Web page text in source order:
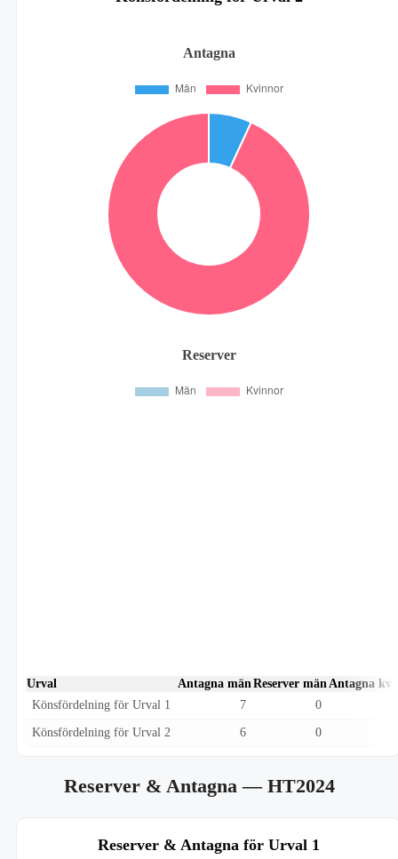
Antagna
Reserver
Urval Antagna mänReserver mänAntagna
Könsfördelning för Urval 1
7 0
Könsfördelning för Urval 2 6 0
Reserver & Antagna— HT2024
Reserver & Antagna för Urval 1